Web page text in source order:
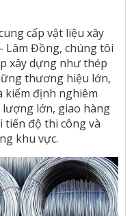
cấp vật liệu xây
Lâm Đồng, chúng tôi
xây dựng như thép
thương hiệu lớn,
kiểm định nghiêm
lượng lớn, giao hàng
độ thi công và
khu vực.